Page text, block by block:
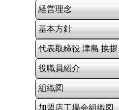
経営理念
基本方針
代表取締役 津島 挨拶
役職員紹介
組織図
加盟店工場会組織図